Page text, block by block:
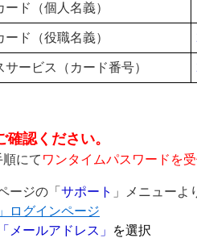
ド（個人名義）
ド（役職名義）
ービス（カード番号）
確認ください。
にて ワンタイムパスワードを
ージの「 サポート 」メニューよ
ログインページ
「メールアドレス」
を選択